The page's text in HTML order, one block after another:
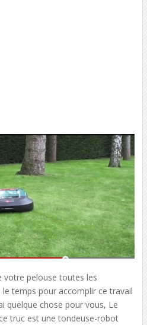
votre pelouse toutes les
le temps pour accomplir ce travail
quelque chose pour vous, Le
truc est une tondeuse-robot